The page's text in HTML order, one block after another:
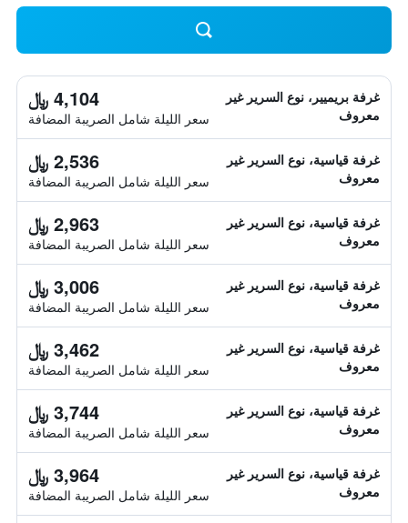
غرفة بريميير، نوع السرير غير
معروف
4,104 ﷼
سعر الليلة شامل الصريبة المضافة
غرفة قياسية، نوع السرير غير
معروف
2,536 ﷼
سعر الليلة شامل الصريبة المضافة
غرفة قياسية، نوع السرير غير
معروف
2,963 ﷼
سعر الليلة شامل الصريبة المضافة
غرفة قياسية، نوع السرير غير
معروف
3,006 ﷼
سعر الليلة شامل الصريبة المضافة
غرفة قياسية، نوع السرير غير
معروف
3,462 ﷼
سعر الليلة شامل الصريبة المضافة
غرفة قياسية، نوع السرير غير
معروف
3,744 ﷼
سعر الليلة شامل الصريبة المضافة
غرفة قياسية، نوع السرير غير
معروف
3,964 ﷼
سعر الليلة شامل الصريبة المضافة